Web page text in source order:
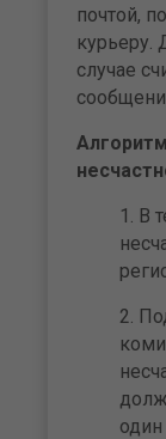
почтой,
курьеру.
случае
В